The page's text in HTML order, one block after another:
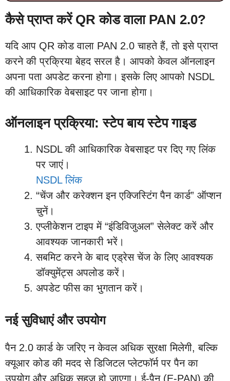
कैसे प्राप्त करें QR कोड वाला PAN 2.0?
यदि आप QR कोड वाला PAN 2.0 चाहते हैं, तो इसे प्राप्त
करने की प्रक्रिया बेहद सरल है। आपको केवल ऑनलाइन
अपना पता अपडेट करना होगा। इसके लिए आपको NSDL
की आधिकारिक वेबसाइट पर जाना होगा।
ऑनलाइन प्रक्रिया: स्टेप बाय स्टेप गाइड
NSDL की आधिकारिक वेबसाइट पर दिए गए लिंक
पर जाएं।
NSDL लिंक
“चेंज और करेक्शन इन एक्जिस्टिंग पैन कार्ड” ऑप्शन
चुनें।
एप्लीकेशन टाइप में “इंडिविजुअल” सेलेक्ट करें और
आवश्यक जानकारी भरें।
सबमिट करने के बाद एड्रेस चेंज के लिए आवश्यक
डॉक्युमेंट्स अपलोड करें।
अपडेट फीस का भुगतान करें।
नई सुविधाएं और उपयोग
पैन 2.0 कार्ड के जरिए न केवल अधिक सुरक्षा मिलेगी, बल्कि
क्यूआर कोड की मदद से डिजिटल प्लेटफॉर्म पर पैन का
उपयोग और अधिक सहज हो जाएगा। ई-पैन (E-PAN) की